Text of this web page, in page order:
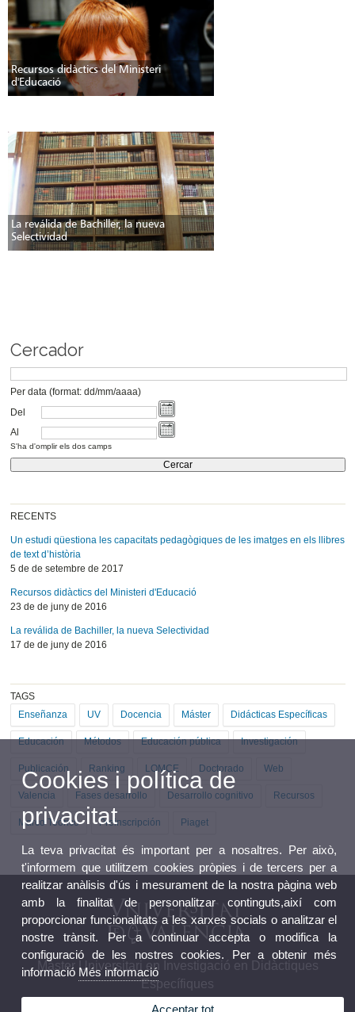
Recursos didàctics del Ministeri
d'Educació
La reválida de Bachiller, la nueva
Selectividad
Cercador
Per data (format: dd/mm/aaaa)
Del
Al
S'ha d'omplir els dos camps
RECENTS
Un estudi qüestiona les capacitats pedagògiques de les imatges en els llibres
de text d’història
5 de de setembre de 2017
Recursos didàctics del Ministeri d'Educació
23 de de juny de 2016
La reválida de Bachiller, la nueva Selectividad
17 de de juny de 2016
TAGS
Enseñanza
UV Docencia Máster Didácticas Específicas
Educación Métodos Educación pública Investigación
Publicación Ranking LOMCE Doctorado Web
Valencia Fases desarrollo Desarrollo cognitivo Recursos
Marco Teórico Preinscripción Piaget
Màster Universitari en Investigació en Didàctiques
Específiques
Cookies i política de
privacitat
La teva privacitat és important per a nosaltres. Per això,
t'informem que utilitzem cookies pròpies i de tercers per a
realitzar anàlisis d'ús i mesurament de la nostra pàgina web
amb la finalitat de personalitzar continguts,així com
proporcionar funcionalitats a les xarxes socials o analitzar el
nostre trànsit. Per a continuar accepta o modifica la
configuració de les nostres cookies. Per a obtenir més
informació Més informació
Acceptar tot